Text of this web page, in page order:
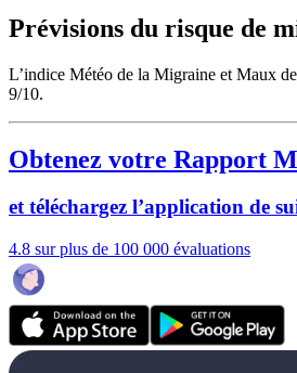
Prévisions du risque de
L’indice Météo de la Migraine et Maux
9/10.
Obtenez votre Rapport
et téléchargez l’application de
4.8 sur plus de 100 000 évaluations